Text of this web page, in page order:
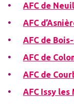
AFC de
AFC
AFC de
AFC de
AFC de
AFC Issy